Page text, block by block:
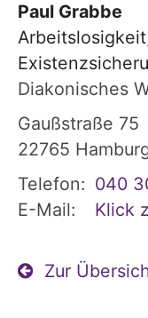
Paul Grabbe
Diakonisches
Gaußstraße 75
22765
Telefon: 040
E-Mail:
Klick
Zur